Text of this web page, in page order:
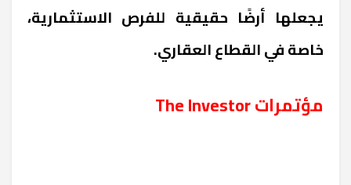
يجعلها أرضًا حقيقية للفرص الاستثمارية،
خاصة في القطاع العقاري.
مؤتمراتThe Investor